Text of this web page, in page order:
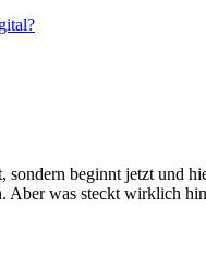
beginnt jetzt und
was steckt wirklich